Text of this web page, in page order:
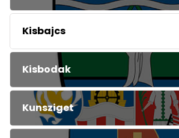
Kisbajcs
Kisbodak
Kunsziget